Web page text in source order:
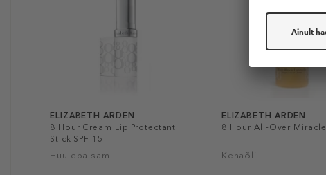
ELIZABETH ARDEN
8 Hour Cream Lip Protectant
Stick SPF 15
Huulepalsam
ELIZABETH ARDEN
8 Hour All-Over Miracle
Kehaõli